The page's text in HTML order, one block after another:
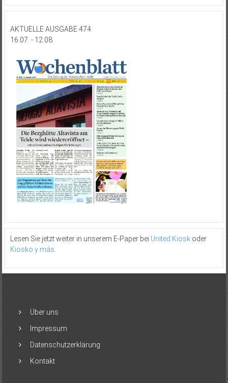
AKTUELLE AUSGABE 474
16.07. - 12.08.
Lesen Sie jetzt weiter in unserem E-Paper bei United Kioskoder
Kiosko y más.
Über uns
Impressum
Datenschutzerklärung
Kontakt